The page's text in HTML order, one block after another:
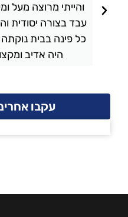
והייתי מרוצה מעל
עבד בצורה יסודית
כל פינה בבית
היה אדיב
עקבו